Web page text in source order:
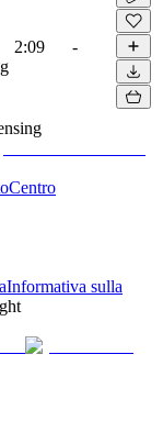
2:09 -
Centro
Informativa sulla